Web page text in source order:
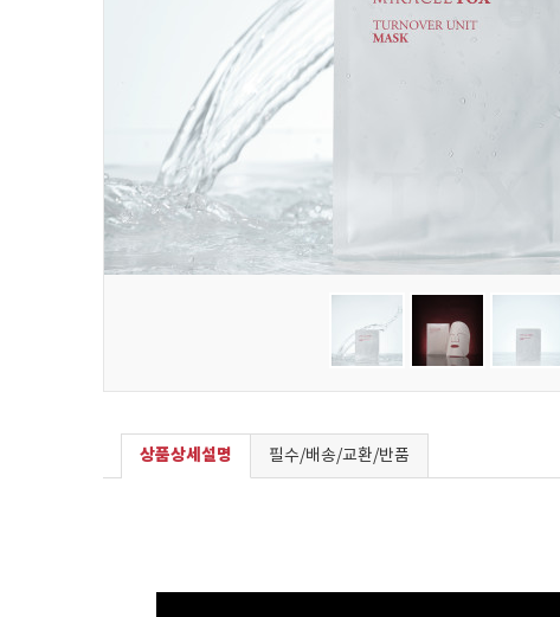
상품상세설명 필수/배송/교환/반품